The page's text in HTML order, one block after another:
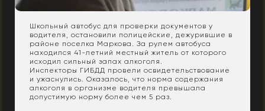
Школьный автобус для проверки документов у
водителя, остановили полицейские, дежурившие в
районе поселка Маркова. За рулем автобуса
находился 41-летний местный житель от которого
исходил сильный запах алкоголя.
Инспекторы ГИБДД провели освидетельствование
и ужаснулись. Оказалось, что норма содержания
алкоголя в организме водителя превышала
допустимую норму более чем 5 раз.